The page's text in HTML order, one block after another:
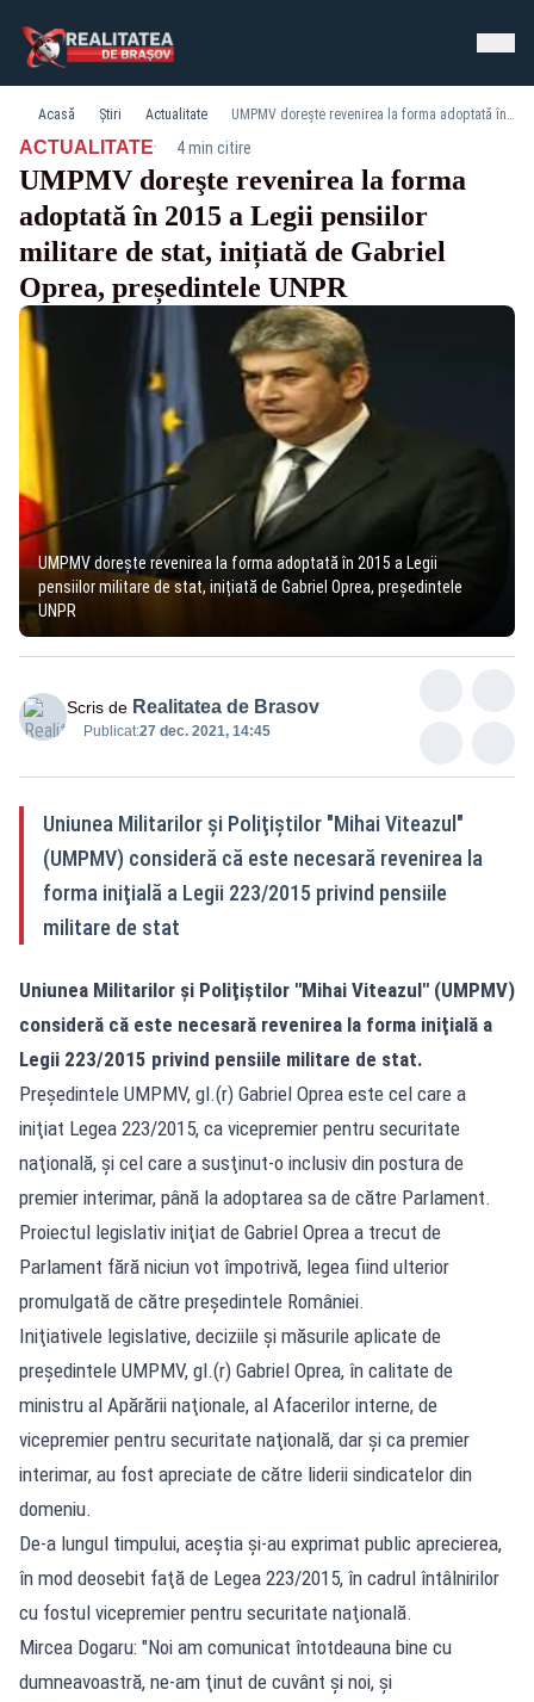
Acasă Știri Actualitate UMPMV doreşte revenirea la forma adoptată în 2015 a Legii pensiilor militare de stat, inițiată de Gabriel Oprea, președintele UNPR
ACTUALITATE· 4 min citire
UMPMV doreşte revenirea la forma
adoptată în 2015 a Legii pensiilor
militare de stat, inițiată de Gabriel
Oprea, președintele UNPR
UMPMV doreşte revenirea la forma adoptată în 2015 a Legii
pensiilor militare de stat, inițiată de Gabriel Oprea, președintele
UNPR
Scris de Realitatea de Brasov
Publicat:27 dec. 2021, 14:45
Uniunea Militarilor şi Poliţiştilor "Mihai Viteazul"
(UMPMV) consideră că este necesară revenirea la
forma iniţială a Legii 223/2015 privind pensiile
militare de stat
Uniunea Militarilor şi Poliţiştilor "Mihai Viteazul" (UMPMV)
consideră că este necesară revenirea la forma iniţială a
Legii 223/2015 privind pensiile militare de stat.
Preşedintele UMPMV, gl.(r) Gabriel Oprea este cel care a
iniţiat Legea 223/2015, ca vicepremier pentru securitate
naţională, şi cel care a susţinut-o inclusiv din postura de
premier interimar, până la adoptarea sa de către Parlament.
Proiectul legislativ iniţiat de Gabriel Oprea a trecut de
Parlament fără niciun vot împotrivă, legea fiind ulterior
promulgată de către preşedintele României.
Iniţiativele legislative, deciziile şi măsurile aplicate de
preşedintele UMPMV, gl.(r) Gabriel Oprea, în calitate de
ministru al Apărării naţionale, al Afacerilor interne, de
vicepremier pentru securitate naţională, dar şi ca premier
interimar, au fost apreciate de către liderii sindicatelor din
domeniu.
De-a lungul timpului, aceştia şi-au exprimat public aprecierea,
în mod deosebit faţă de Legea 223/2015, în cadrul întâlnirilor
cu fostul vicepremier pentru securitate naţională.
Mircea Dogaru: "Noi am comunicat întotdeauna bine cu
dumneavoastră, ne-am ţinut de cuvânt şi noi, şi